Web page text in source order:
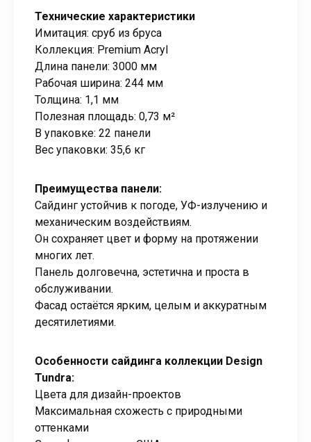
Технические характеристики
Имитация: сруб из бруса
Коллекция: Premium Acryl
Длина панели: 3000 мм
Рабочая ширина: 244 мм
Толщина: 1,1 мм
Полезная площадь: 0,73 м²
В упаковке: 22 панели
Вес упаковки: 35,6 кг
Преимущества панели:
Сайдинг устойчив к погоде, УФ-излучению и
механическим воздействиям.
Он сохраняет цвет и форму на протяжении
многих лет.
Панель долговечна, эстетична и проста в
обслуживании.
Фасад остаётся ярким, целым и аккуратным
десятилетиями.
Особенности сайдинга коллекции Design
Tundra:
Цвета для дизайн-проектов
Максимальная схожесть с природными
оттенками